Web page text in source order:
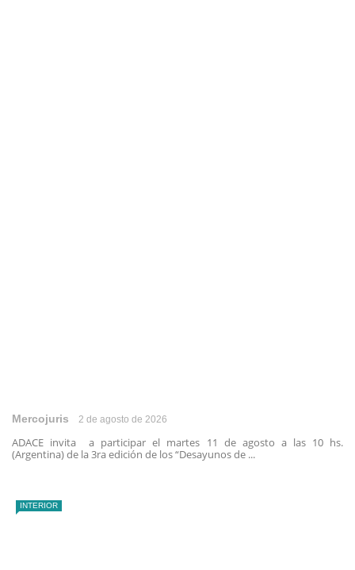
Mercojuris 2 de agosto de 2026
ADACE invita a participar el martes 11 de agosto a las 10 hs.
(Argentina) de la 3ra edición de los “Desayunos de ...
INTERIOR